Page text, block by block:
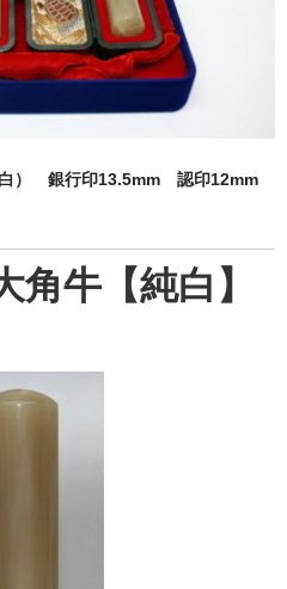
白） 銀行印13.5mm 認印12mm
角牛【純白】